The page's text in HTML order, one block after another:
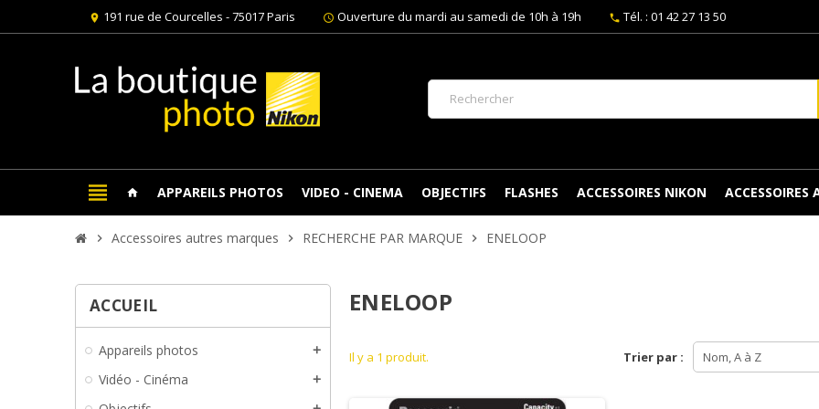
location_on 191 rue de Courcelles - 75017 Paris schedule Ouverture du mardi au samedi de 10h à 19h phone Tél. : 01 42 27 13 50
view_headline home APPAREILS PHOTOS VIDEO - CINEMA OBJECTIFS FLASHES ACCESSOIRES NIKON ACCESSOIRES
chevron_right Accessoires autres marques chevron_right RECHERCHE PAR MARQUE chevron_right ENELOOP
ACCUEIL
Appareils photos add
Vidéo - Cinéma add
ENELOOP
Trier par : Nom, A à Z
Il y a 1 produit.